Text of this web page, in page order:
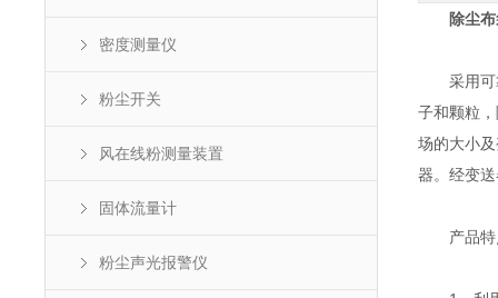
密度测量仪
粉尘开关
风在线粉测量装置
固体流量计
粉尘声光报警仪
除尘
采用可靠
子和颗粒
场的大小
器。经变
产品特